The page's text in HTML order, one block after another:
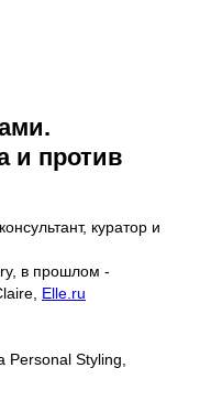
и против
куратор и
в прошлом -
Elle.ru
Personal Styling,